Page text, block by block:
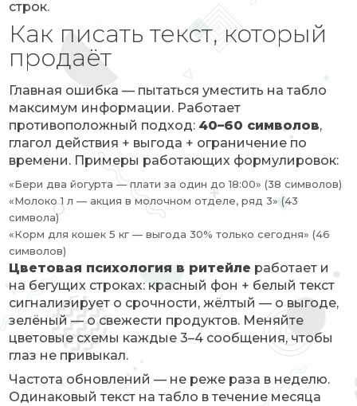
строк.
Как писать текст, который
продаёт
Главная ошибка — пытаться уместить на табло
максимум информации. Работает
противоположный подход: 40–60 символов,
глагол действия + выгода + ограничение по
времени. Примеры работающих формулировок:
«Бери два йогурта — плати за один до 18:00» (38 символов)
«Молоко 1 л — акция в молочном отделе, ряд 3» (43
символа)
«Корм для кошек 5 кг — выгода 30% только сегодня» (46
символов)
Цветовая психология в ритейле работает и
на бегущих строках: красный фон + белый текст
сигнализирует о срочности, жёлтый — о выгоде,
зелёный — о свежести продуктов. Меняйте
цветовые схемы каждые 3–4 сообщения, чтобы
глаз не привыкал.
Частота обновлений — не реже раза в неделю.
Одинаковый текст на табло в течение месяца